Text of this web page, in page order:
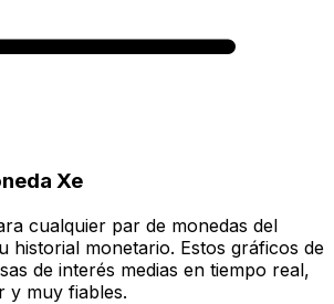
Xe
cualquier par de monedas del
historial monetario. Estos gráficos de
de interés medias en tiempo real,
y muy fiables.